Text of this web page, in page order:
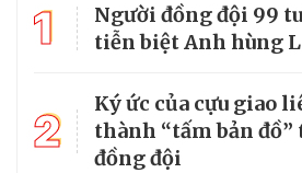
1
Người đồng đội 99
tiễn biệt Anh hùng
2
Ký ức của cựu giao
thành “tấm bản
đồng đội